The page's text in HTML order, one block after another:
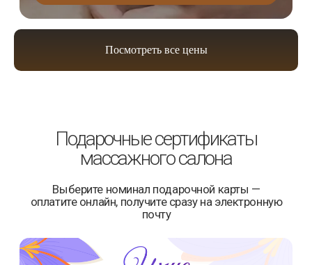
Посмотреть все цены